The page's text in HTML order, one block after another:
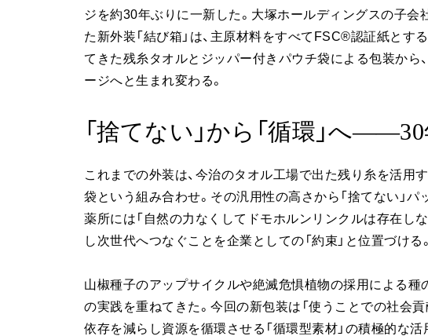
ジを約30年ぶりに一新した。大塚ホールディングスの子会
た新外装「結び箱」は、主原材料をすべてFSC®認証紙とす
てきた残糸タオルとジッパー付きパウチ袋による包装から
ージへと生まれ変わる。
「捨てない」から「循環」へ
これまでの外装は、今治のタオル工場で出た残り糸を活用
袋という組み合わせ。その汎用性の高さから「捨てない」
薬所には「自然の力なくしてドモホルンリンクルは存在し
し次世代へつなぐことを企業としての「約束」と位置づける。
山椒種子のアップサイクルや絶滅危惧植物の採用による種
の実践を重ねてきた。今回の新包装は「使うことでの社会
依存を減らし資源を循環させる「循環型素材」の積極的な活